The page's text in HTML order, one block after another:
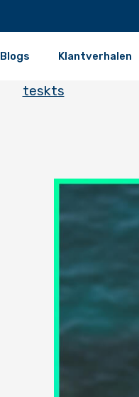
Blogs Klantverhalen
teskts